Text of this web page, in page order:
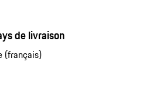
de livraison
(français)